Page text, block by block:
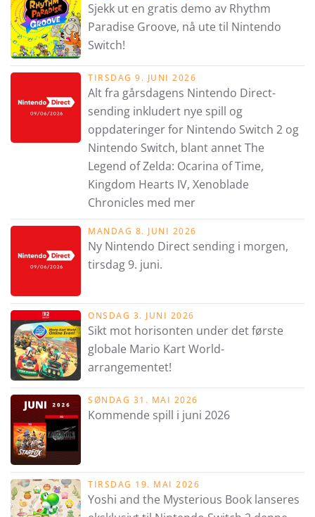
Sjekk ut en gratis demo av Rhythm
Paradise Groove, nå ute til Nintendo
Switch!
TIRSDAG 9. JUNI 2026
Alt fra gårsdagens Nintendo Direct-
sending inkludert nye spill og
oppdateringer for Nintendo Switch 2 og
Nintendo Switch, blant annet The
Legend of Zelda: Ocarina of Time,
Kingdom Hearts IV, Xenoblade
Chronicles med mer
MANDAG 8. JUNI 2026
Ny Nintendo Direct sending i morgen,
tirsdag 9. juni.
ONSDAG 3. JUNI 2026
Sikt mot horisonten under det første
globale Mario Kart World-
arrangementet!
SØNDAG 31. MAI 2026
Kommende spill i juni 2026
TIRSDAG 19. MAI 2026
Yoshi and the Mysterious Book lanseres